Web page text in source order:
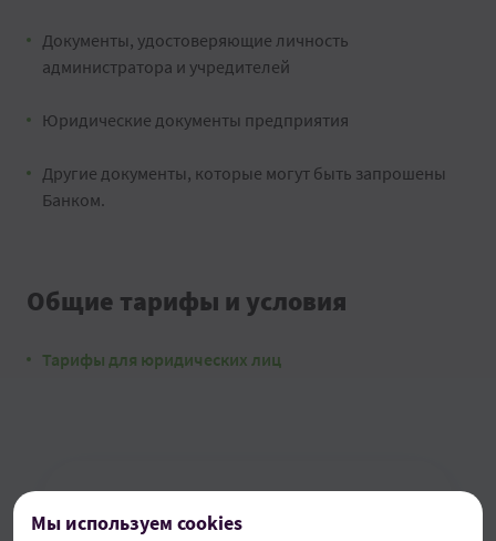
Документы, удостоверяющие личность
администратора и учредителей
Юридические документы предприятия
Другие документы, которые могут быть запрошены
Банком.
Общие тарифы и условия
Тарифы для юридических лиц
Мы используем cookies